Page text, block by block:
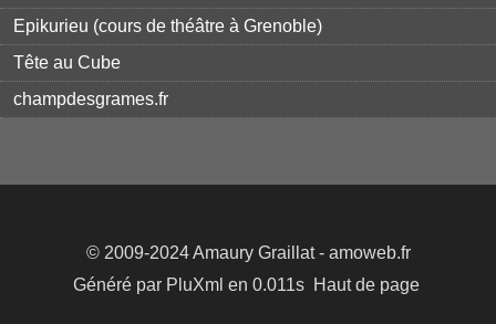
Epikurieu (cours de théâtre à Grenoble)
Tête au Cube
champdesgrames.fr
© 2009-2024Amaury Graillat- amoweb.fr
Généré par PluXml en 0.011s Haut de page